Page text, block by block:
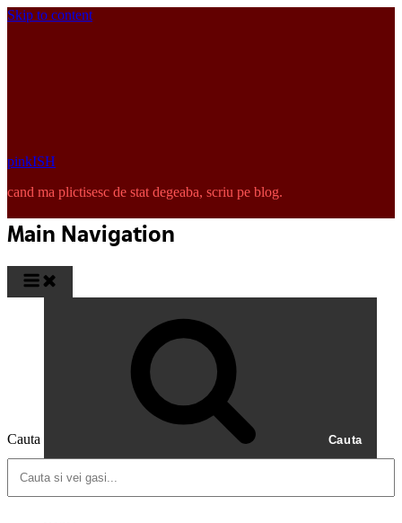
Skip to content
pinkISH
cand ma plictisesc de stat degeaba, scriu pe blog.
Main Navigation
Cauta Cauta